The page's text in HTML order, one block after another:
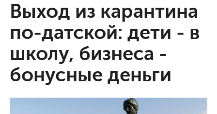
Выход из карантина
по-датской: дети - в
школу, бизнеса -
бонусные деньги